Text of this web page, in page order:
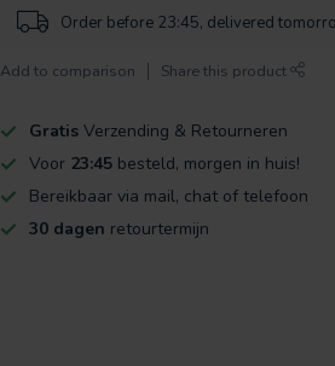
Order before 23:45, delivered
Add to comparison Share this product
Gratis Verzending & Retourneren
Voor 23:45 besteld, morgen in huis!
Bereikbaar via mail, chat of telefoon
30 dagen retourtermijn